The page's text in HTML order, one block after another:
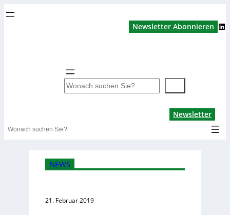
Newsletter Abonnieren LinkedIn
S
u
e
Newsletter
Search
NEWS
21. Februar 2019